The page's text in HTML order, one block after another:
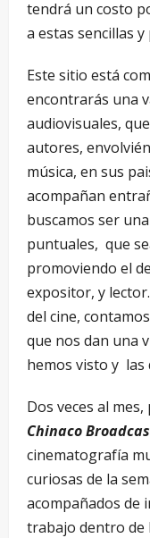
tendrá un costo
a estas sencillas
Este sitio está
encontrarás una
audiovisuales,
autores,
música, en sus
acompañan
buscamos ser
puntuales, que
promoviendo el
expositor, y
del cine,
que nos dan una
hemos visto y las
Dos veces al
Chinaco
cinematografía
curiosas de la
acompañados de
trabajo dentro de